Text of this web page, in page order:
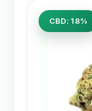
CBD: 18%